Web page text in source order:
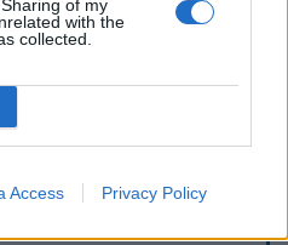
of my
with the
collected.
Access Privacy Policy